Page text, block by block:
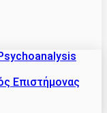
Επιστήμονας